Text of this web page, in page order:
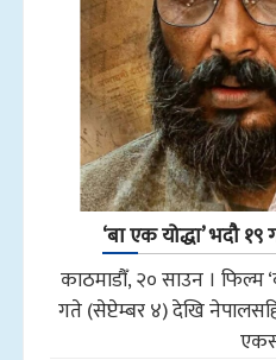
‘बा एक योद्धा’ भदौ
काठमाडौँ, २० साउन । फिल्म
गते (सेप्टेम्बर ४) देखि